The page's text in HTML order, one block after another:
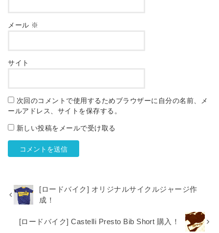
メール ※
サイト
次回のコメントで使用するためブラウザーに自分の名前、メ
ールアドレス、サイトを保存する。
新しい投稿をメールで受け取る
[ロードバイク] オリジナルサイクルジャージ作
成！
[ロードバイク] Castelli Presto Bib Short 購入！